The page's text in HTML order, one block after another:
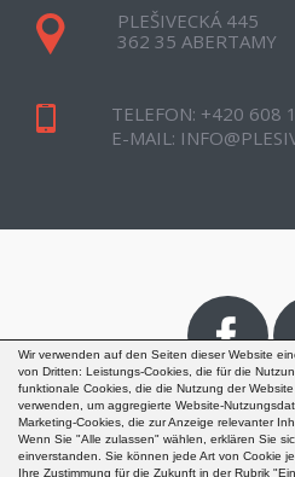
Wir verwenden auf den Seiten dieser Website
von Dritten: Leistungs-Cookies, die für die
funktionale Cookies, die die Nutzung der
verwenden, um aggregierte Website-
Marketing-Cookies, die zur Anzeige relevanter
Wenn Sie "Alle zulassen" wählen, erklären Sie
einverstanden. Sie können jede Art von Cookie
Ihre Zustimmung für die Zukunft in der Rubrik
PLEŠIVECKÁ 445
362 35 ABERTAMY
TELEFON: +420 608
E-MAIL: